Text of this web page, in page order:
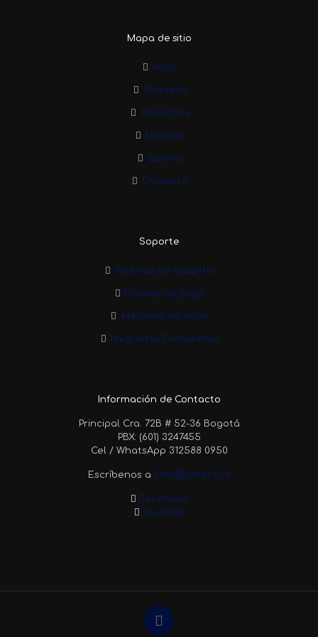
Mapa de sitio
Inicio
Empresa
Productos
Noticias
Galeria
Contacto
Soporte
Políticas de Garantía
Formas de pago
Métodos de envío
Preguntas Frecuentes
Información de Contacto
Principal Cra. 72B # 52-36 Bogotá
PBX: (601) 3247455
Cel / WhatsApp 312588 0950
Escríbenos a info@3dbots.co
Facebook
Youtube